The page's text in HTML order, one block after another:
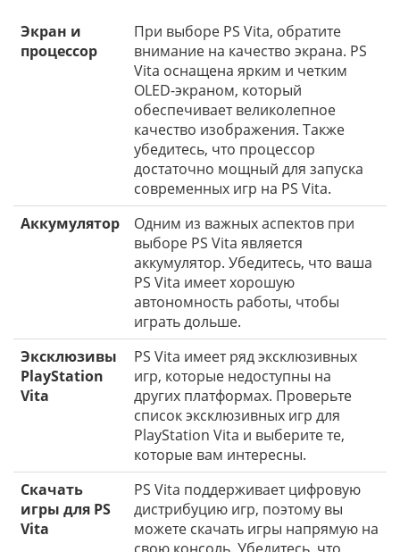
Экран и
процессор
При выборе PS Vita, обратите
внимание на качество экрана. PS
Vita оснащена ярким и четким
OLED-экраном, который
обеспечивает великолепное
качество изображения. Также
убедитесь, что процессор
достаточно мощный для запуска
современных игр на PS Vita.
Аккумулятор
Одним из важных аспектов при
выборе PS Vita является
аккумулятор. Убедитесь, что ваша
PS Vita имеет хорошую
автономность работы, чтобы
играть дольше.
Эксклюзивы
PlayStation
Vita
PS Vita имеет ряд эксклюзивных
игр, которые недоступны на
других платформах. Проверьте
список эксклюзивных игр для
PlayStation Vita и выберите те,
которые вам интересны.
Скачать
игры для PS
Vita
PS Vita поддерживает цифровую
дистрибуцию игр, поэтому вы
можете скачать игры напрямую на